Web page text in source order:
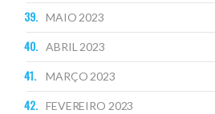
MAIO 2023
ABRIL 2023
MARÇO 2023
FEVEREIRO 2023